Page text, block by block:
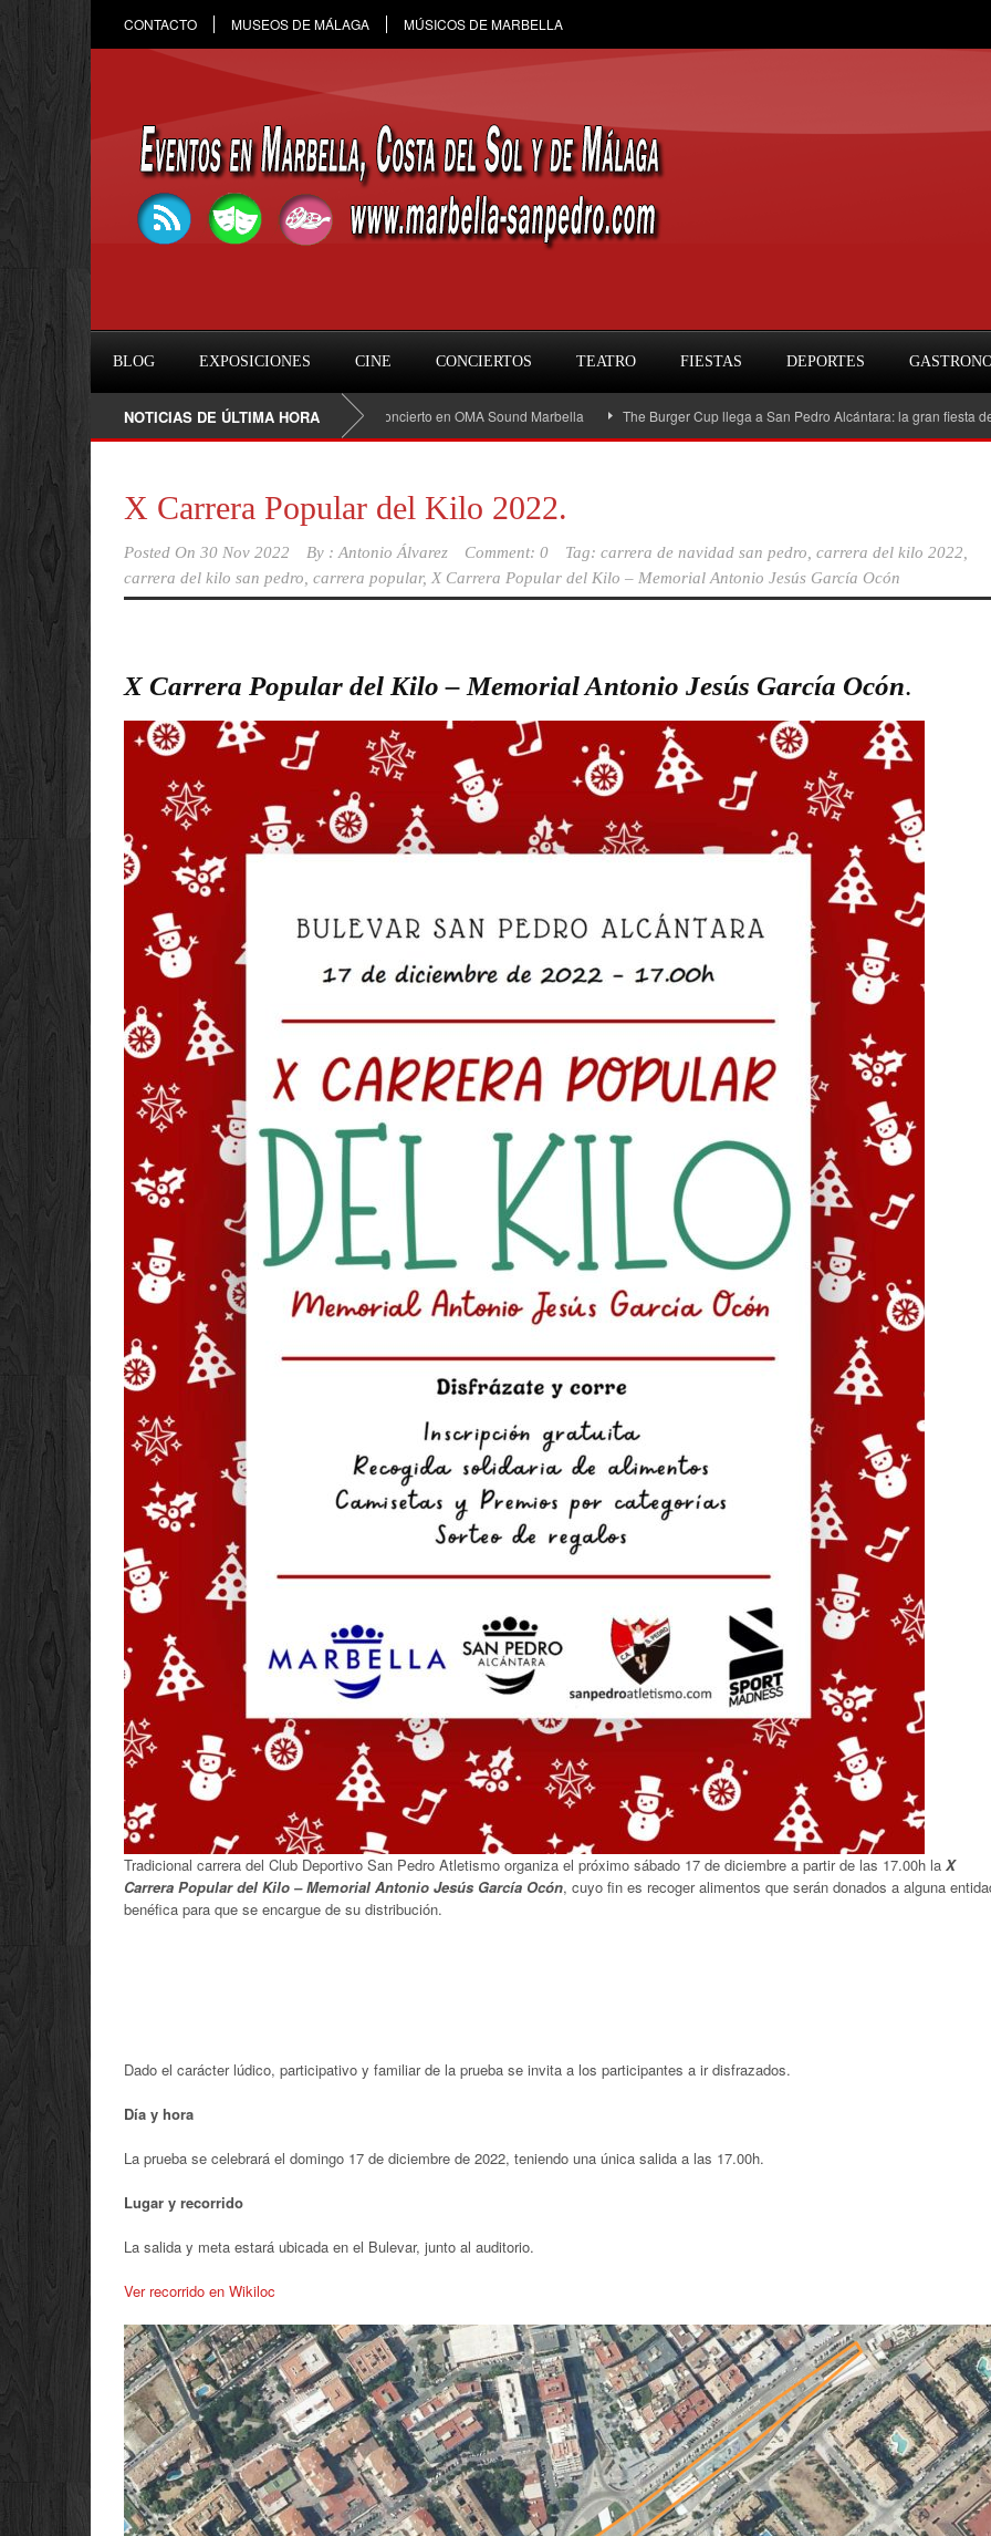
CONTACTO MUSEOS DE MÁLAGA MÚSICOS DE MARBELLA
BLOG EXPOSICIONES CINE CONCIERTOS TEATRO FIESTAS DEPORTES
NOTICIAS DE ÚLTIMA HORA
2026: fecha, entradas, horario y todo sobre el concierto en OMA Sound Marbella The Burger Cup llega a San Pedro Alcántara: la gran fiesta de las
X Carrera Popular del Kilo 2022.
Posted On 30 Nov 2022 By : Antonio Álvarez Comment: 0 Tag: carrera de navidad san pedro carrera del kilo 2022
carrera del kilo san pedro carrera popular, X Carrera Popular del Kilo – Memorial Antonio Jesús García Ocón
X Carrera Popular del Kilo – Memorial Antonio Jesús García Ocón.
Tradicional carrera del Club Deportivo San Pedro Atletismo organiza el próximo sábado 17 de diciembre a partir de las 17.00h la X
Carrera Popular del Kilo – Memorial Antonio Jesús García Ocón, cuyo fin es recoger alimentos que serán donados a alguna
benéfica para que se encargue de su distribución.
Dado el carácter lúdico, participativo y familiar de la prueba se invita a los participantes a ir disfrazados.
Día y hora
La prueba se celebrará el domingo 17 de diciembre de 2022, teniendo una única salida a las 17.00h.
Lugar y recorrido
La salida y meta estará ubicada en el Bulevar, junto al auditorio.
Ver recorrido en Wikiloc